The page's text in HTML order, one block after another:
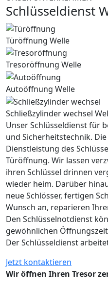
Schlüsseldienst
Türöffnung Welle
Tresoröffnung Welle
Autoöffnung Welle
Schließzylinder wechsel
Unser Schlüsseldienst für
und Sicherheitstechnik.
Dienstleistung des
Türöffnung. Wir lassen
ihren Schlüssel drinnen
wieder heim. Darüber
neue Schlösser, fertigen
Wunsch an, reparieren
Den Schlüsselnotdienst
gewöhnlichen
Der Schlüsseldienst
Jetzt kontaktieren
Wir öffnen Ihren Tresor